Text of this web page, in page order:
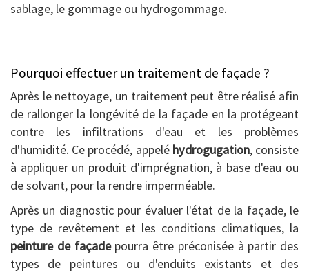
sablage, le gommage ou hydrogommage.
Pourquoi effectuer un traitement de façade ?
Après le nettoyage, un traitement peut être réalisé afin
de rallonger la longévité de la façade en la protégeant
contre les infiltrations d'eau et les problèmes
d'humidité. Ce procédé, appelé hydrogugation, consiste
à appliquer un produit d'imprégnation, à base d'eau ou
de solvant, pour la rendre imperméable.
Après un diagnostic pour évaluer l'état de la façade, le
type de revêtement et les conditions climatiques, la
peinture de façadepourra être préconisée à partir des
types de peintures ou d'enduits existants et des